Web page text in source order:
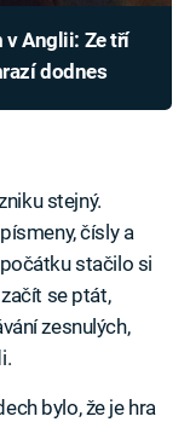
v Anglii: Ze tří
dodnes
stejný.
čísly a
stačilo si
se ptát,
zesnulých,
bylo, že je hra